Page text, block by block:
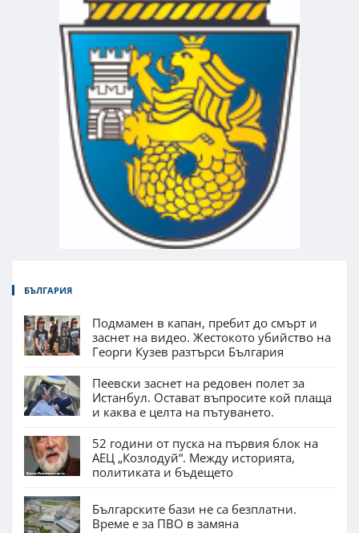
БЪЛГАРИЯ
Подмамен в капан, пребит до смърт и
заснет на видео. Жестокото убийство на
Георги Кузев разтърси България
Пеевски заснет на редовен полет за
Истанбул. Остават въпросите кой плаща
и каква е целта на пътуването.
52 години от пуска на първия блок на
АЕЦ „Козлодуй“. Между историята,
политиката и бъдещето
Българските бази не са безплатни.
Време е за ПВО в замяна